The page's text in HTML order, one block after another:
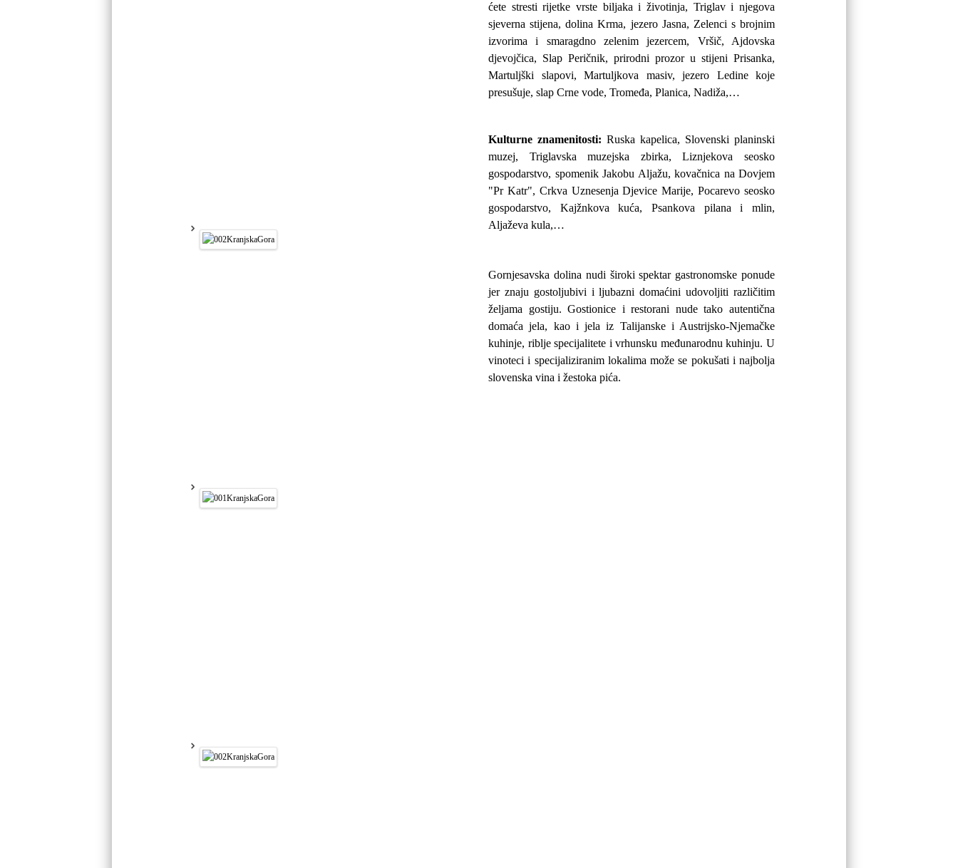
ćete stresti rijetke vrste biljaka i životinja, Triglav i njegova
sjeverna stijena, dolina Krma, jezero Jasna, Zelenci s brojnim
izvorima i smaragdno zelenim jezercem, Vršič, Ajdovska
djevojčica, Slap Peričnik, prirodni prozor u stijeni Prisanka,
Martuljški slapovi, Martuljkova masiv, jezero Ledine koje
presušuje, slap Crne vode, Tromeđa, Planica, Nadiža,…
Kulturne znamenitosti: Ruska kapelica, Slovenski planinski
muzej, Triglavska muzejska zbirka, Liznjekova seosko
gospodarstvo, spomenik Jakobu Aljažu, kovačnica na Dovjem
"Pr Katr", Crkva Uznesenja Djevice Marije, Pocarevo seosko
gospodarstvo, Kajžnkova kuća, Psankova pilana i mlin,
Aljaževa kula,…
Gornjesavska dolina nudi široki spektar gastronomske ponude
jer znaju gostoljubivi i ljubazni domaćini udovoljiti različitim
željama gostiju. Gostionice i restorani nude tako autentična
domaća jela, kao i jela iz Talijanske i Austrijsko-Njemačke
kuhinje, riblje specijalitete i vrhunsku međunarodnu kuhinju. U
vinoteci i specijaliziranim lokalima može se pokušati i najbolja
slovenska vina i žestoka pića.